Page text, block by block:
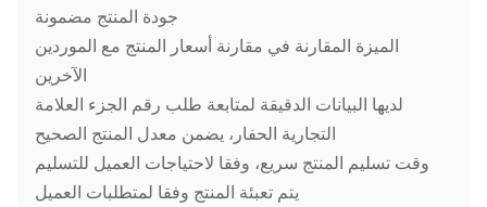
أسلحة
الكوكبية
أسلحة
التشغيل
ZX330-3G
جودة المنتج مضمونة
الميزة المقارنة في مقارنة أسعار المنتج مع الموردين
الآخرين
لديها البيانات الدقيقة لمتابعة طلب رقم الجزء العلامة
التجارية الحفار، يضمن معدل المنتج الصحيح
وقت تسليم المنتج سريع، وفقا لاحتياجات العميل للتسليم
يتم تعبئة المنتج وفقا لمتطلبات العميل